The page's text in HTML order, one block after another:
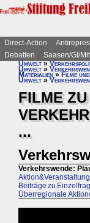
Direct-Action
Debatten
Saasen/GI/
Umwelt»
Umwelt »
Materialien » Filme
Umwelt »
FILME
...
Verkehrswende:
Beiträge zu
Überregionale